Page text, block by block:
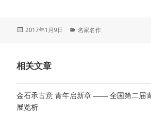
发
2017年1月9日
分
名家名作
相关文章
金石承古意 青年启新章 —— 全国第二届
展览析